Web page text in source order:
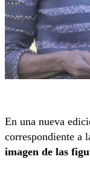
En una nueva
correspondiente a
imagen de las